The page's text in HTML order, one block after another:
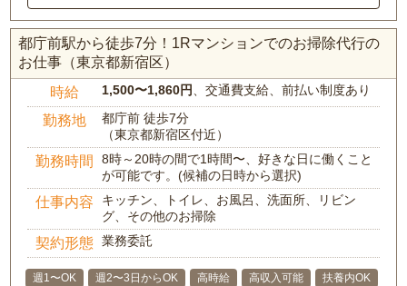
都庁前駅から徒歩7分！1Rマンションでのお掃除代行の
お仕事（東京都新宿区）
時給 1,500〜1,860円 、交通費支給、前払い制度あり
勤務地
都庁前 徒歩7分
（東京都新宿区付近）
勤務時間
8時～20時の間で1時間〜、好きな日に働くこと
が可能です。(候補の日時から選択)
仕事内容
キッチン、トイレ、お風呂、洗面所、リビン
グ、その他のお掃除
契約形態 業務委託
週1〜OK 週2〜3日からOK 高時給 高収入可能
扶養内OK